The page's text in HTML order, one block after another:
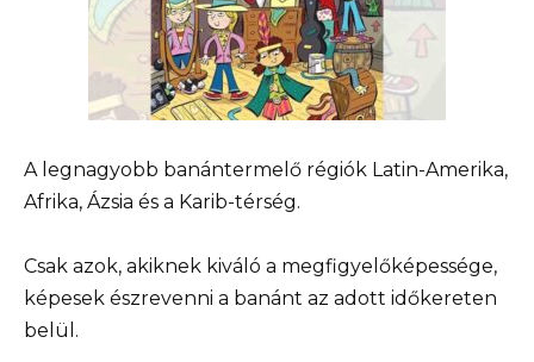
A legnagyobb banántermelő régiók Latin-Amerika,
Afrika, Ázsia és a Karib-térség.
Csak azok, akiknek kiváló a megfigyelőképessége,
képesek észrevenni a banánt az adott időkereten
belül.